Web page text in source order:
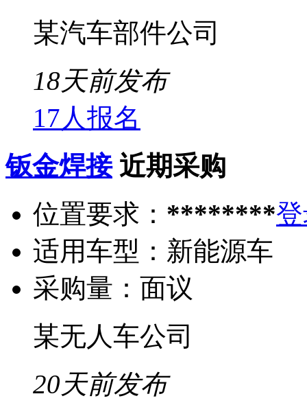
某汽车部件公司
18天前发布
17人报名
钣金焊接 近期采购
位置要求： ********
适用车型： 新能源车
采购量： 面议
某无人车公司
20天前发布